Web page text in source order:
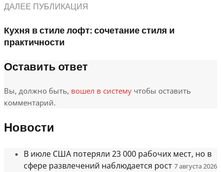
ДАЛЕЕ ПУБЛИКАЦИЯ
Кухня в стиле лофт: сочетание стиля и
практичности
Оставить ответ
Вы, должно быть, вошел в систему чтобы оставить
комментарий.
Новости
В июле США потеряли 23 000 рабочих мест, но в
сфере развлечений наблюдается рост 7 августа 2026